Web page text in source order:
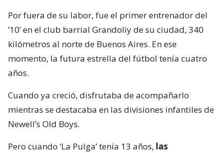
Por fuera de su labor, fue el primer entrenador del
’10’ en el club barrial Grandoliy de su ciudad, 340
kilómetros al norte de Buenos Aires. En ese
momento, la futura estrella del fútbol tenía cuatro
años.
Cuando ya creció, disfrutaba de acompañarlo
mientras se destacaba en las divisiones infantiles de
Newell’s Old Boys.
Pero cuando ‘La Pulga’ tenía 13 años, las